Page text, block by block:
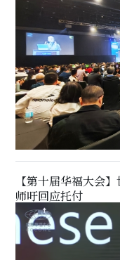
【第十届华福大会
师吁回应托付